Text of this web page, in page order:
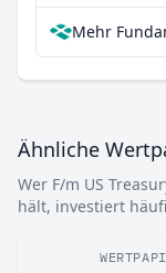
Ähnliche
Wer F/m US
hält, investiert